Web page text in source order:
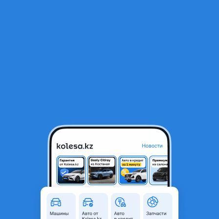
Центральная консоль, накладка на тойота альфард
Алматы, Алматинская